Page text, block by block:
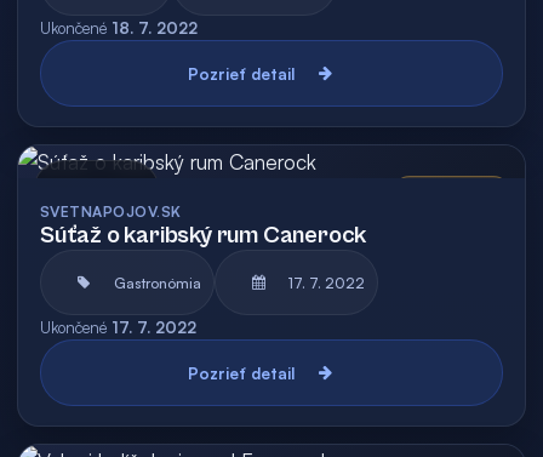
Ukončené 18. 7. 2022
Pozrieť detail
SVETNAPOJOV.SK
Súťaž o karibský rum Canerock
Gastronómia 17. 7. 2022
Ukončené 17. 7. 2022
Pozrieť detail